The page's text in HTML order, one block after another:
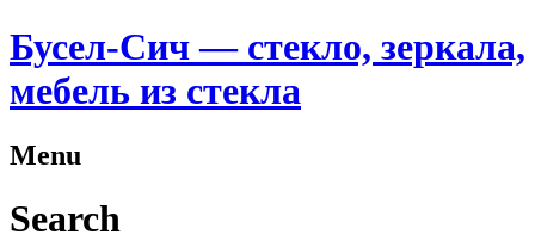
Бусел-Сич — стекло, зеркала,
мебель из стекла
Menu
Search